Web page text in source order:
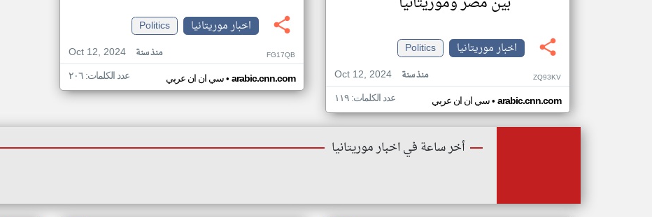
اخبار موريتانيا
Politics
Oct 12, 2024
منذ سنة ZQ93KV
سي ان ان عربي• arabic.cnn.com عدد الكلمات: ١١٩
اخبار موريتانيا
Politics
Oct 12, 2024
منذ سنة FG17QB
سي ان ان عربي• arabic.cnn.com عدد الكلمات: ٢٠٦
أخر ساعة في اخبار موريتانيا